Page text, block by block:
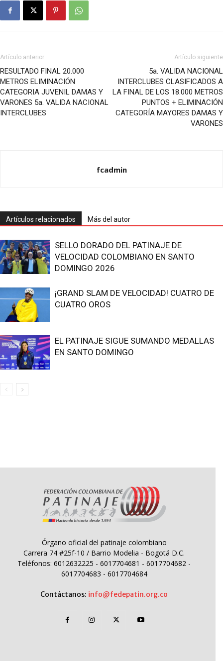
Artículo anterior
RESULTADO FINAL 20.000
METROS ELIMINACIÓN
CATEGORIA JUVENIL DAMAS Y
VARONES 5a. VALIDA NACIONAL
INTERCLUBES
Artículo siguiente
5a. VALIDA NACIONAL
INTERCLUBES CLASIFICADOS A
LA FINAL DE LOS 18.000 METROS
PUNTOS + ELIMINACIÓN
CATEGORÍA MAYORES DAMAS Y
VARONES
fcadmin
Artículos relacionados Más del autor
SELLO DORADO DEL PATINAJE DE
VELOCIDAD COLOMBIANO EN SANTO
DOMINGO 2026
¡GRAND SLAM DE VELOCIDAD! CUATRO DE
CUATRO OROS
EL PATINAJE SIGUE SUMANDO MEDALLAS
EN SANTO DOMINGO
Órgano oficial del patinaje colombiano
Carrera 74 #25f-10 / Barrio Modelia - Bogotá D.C.
Teléfonos: 6012632225 - 6017704681 - 6017704682 -
6017704683 - 6017704684
Contáctanos: info@fedepatin.org.co